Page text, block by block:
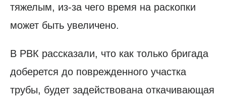
тяжелым, из-за чего время на раскопки
может быть увеличено.
В РВК рассказали, что как только бригада
доберется до поврежденного участка
трубы, будет задействована откачивающая